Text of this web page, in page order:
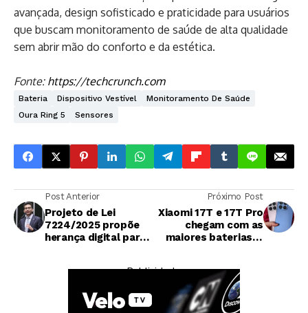
avançada, design sofisticado e praticidade para usuários
que buscam monitoramento de saúde de alta qualidade
sem abrir mão do conforto e da estética.
Fonte: https://techcrunch.com
Bateria Dispositivo Vestível
Monitoramento De Saúde
Oura Ring 5
Sensores
Post Anterior
Projeto de Lei
7224/2025 propõe
herança digital para
Próximo Post
Xiaomi 17T e 17T Pro
chegam com as
maiores baterias já
empresa
— Publicidade —